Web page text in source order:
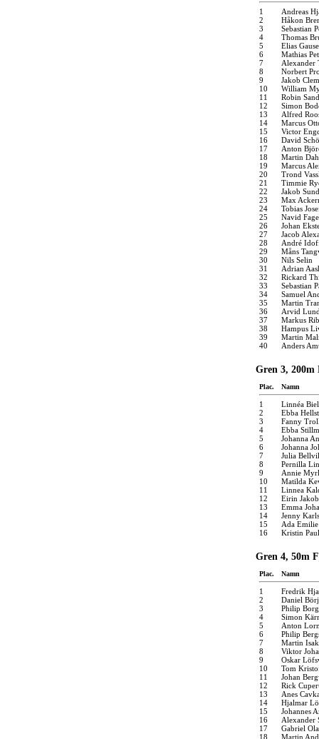
1
Andreas
2
Håkon
3
Sebastian
4
Thomas
5
Elias
6
Mathias
7
Alexander
8
Norbert
9
Jakob
10
William
11
Robin
12
Simon
13
Alfred
14
Marcus
15
Victor
16
David
17
Anton
18
Martin
19
Marcus
20
Trond
21
Timmie
22
Jakob
23
Max
24
Tobias
25
Navid
26
Johan
27
Jacob
28
André
29
Måns
30
Nils Selin
31
Adrian
32
Rickard
33
Sebastian
34
Samuel
35
Martin
36
Arvid
37
Markus
38
Hampus
39
Martin
40
Anders
Gren 3, 200m
Plac. Namn
1
Linnéa
2
Ebba
3
Fanny
4
Ebba
5
Johanna
6
Johanna
7
Julia
8
Pernilla
9
Annie
10
Matilda
11
Linnea
12
Eirin
13
Emma
14
Jenny
15
Ada
16
Kristin
Gren 4, 50m
Plac. Namn
1
Fredrik
2
Daniel
3
Philip
4
Simon
5
Anton
6
Philip
7
Martin
8
Viktor
9
Oskar
10
Tom
11
Johan
12
Rick
13
Anes
14
Hjalmar
15
Johannes
16
Alexander
17
Gabriel
18
Martin